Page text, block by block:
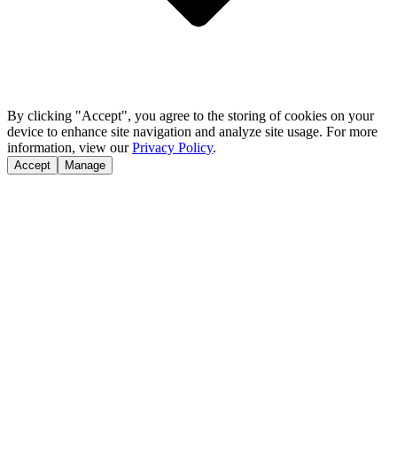
By clicking "Accept", you agree to the storing of cookies on your
device to enhance site navigation and analyze site usage. For more
information, view our Privacy Policy.
Accept Manage